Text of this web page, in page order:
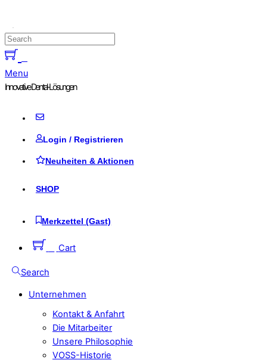
Menu
Innovative Dental-Lösungen
Login / Registrieren
Neuheiten & Aktionen
SHOP
Merkzettel (Gast)
Cart
Search
Unternehmen
Kontakt & Anfahrt
Die Mitarbeiter
Unsere Philosophie
VOSS-Historie